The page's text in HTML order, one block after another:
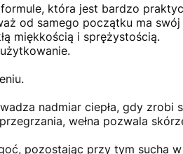
która jest bardzo
od samego początku ma
miękkością i sprężystością.
nadmiar ciepła, gdy zrobi
wełna pozwala
pozostając przy tym sucha